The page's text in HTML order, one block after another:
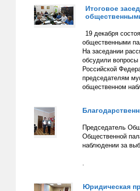
Итоговое
19 декабря
общественными
На заседании
обсудили вопросы
Российской
председателям
общественном
Председатель
Общественной
наблюдении за
.
Юридическая